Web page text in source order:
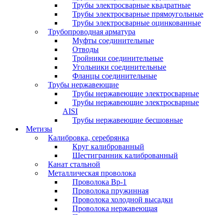
Трубы электросварные квадратные
Трубы электросварные прямоугольные
Трубы электросварные оцинкованные
Трубопроводная арматура
Муфты соединительные
Отводы
Тройники соединительные
Угольники соединительные
Фланцы соединительные
Трубы нержавеющие
Трубы нержавеющие электросварные
Трубы нержавеющие электросварные
AISI
Трубы нержавеющие бесшовные
Метизы
Калибровка, серебрянка
Круг калиброванный
Шестигранник калиброванный
Канат стальной
Металлическая проволока
Проволока Вр-1
Проволока пружинная
Проволока холодной высадки
Проволока нержавеющая